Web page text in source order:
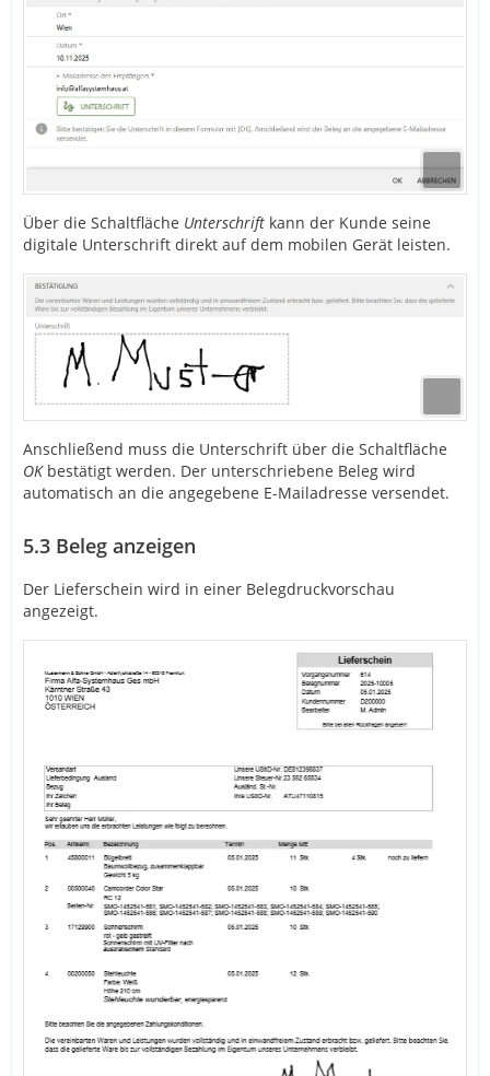
Über die Schaltfläche Unterschrift kann der Kunde seine
digitale Unterschrift direkt auf dem mobilen Gerät leisten.
Anschließend muss die Unterschrift über die Schaltfläche
OKbestätigt werden. Der unterschriebene Beleg wird
automatisch an die angegebene E-Mailadresse versendet.
5.3 Beleg anzeigen
Der Lieferschein wird in einer Belegdruckvorschau
angezeigt.